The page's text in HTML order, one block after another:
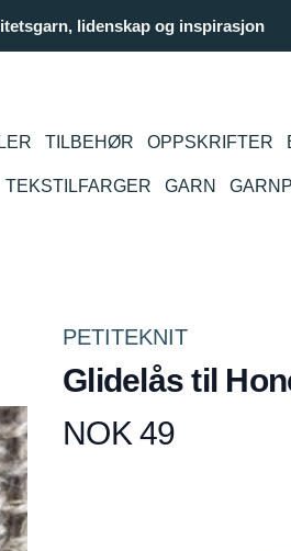
lidenskap og inspirasjon
TILBEHØR OPPSKRIFTER
TEKSTILFARGER GARN
PETITEKNIT
Glidelås til
Produktdetaljer
NOK 49